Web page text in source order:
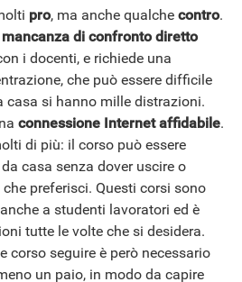
pro, ma anche qualche contro.
mancanza di confronto diretto
i docenti, e richiede una
che può essere difficile
casa si hanno mille distrazioni.
connessione Internet affidabile.
di più: il corso può essere
casa senza dover uscire o
preferisci. Questi corsi sono
anche a studenti lavoratori ed è
tutte le volte che si desidera.
corso seguire è però necessario
un paio, in modo da capire